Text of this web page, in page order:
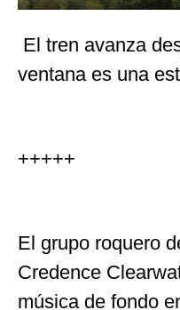
El tren avanza
ventana es una
+++++
El grupo roquero
Credence
música de fondo